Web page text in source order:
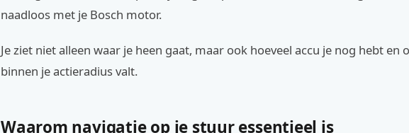
naadloos met je Bosch motor.
Je ziet niet alleen waar je heen gaat, maar ook hoeveel accu je nog hebt en
binnen je actieradius valt.
Waarom navigatie op je stuur essentieel is